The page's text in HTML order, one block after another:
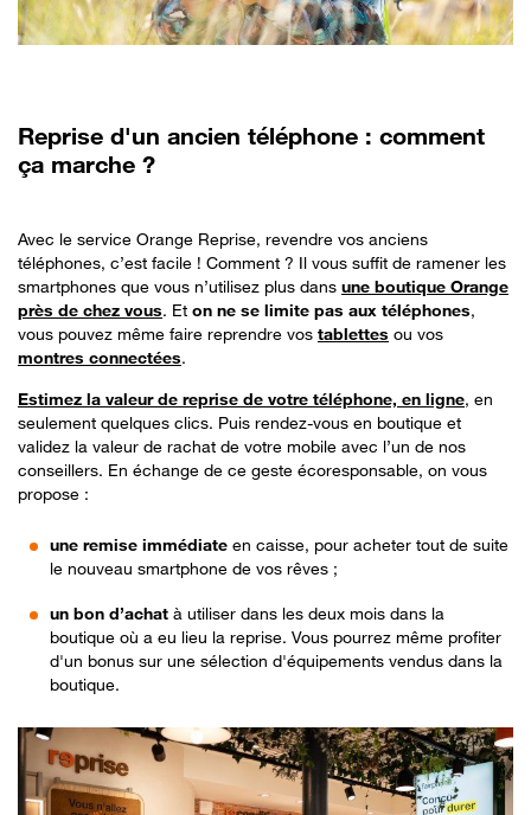
Reprise d'un ancien téléphone : comment
ça marche ?
Avec le service Orange Reprise, revendre vos anciens
téléphones, c’est facile ! Comment ? Il vous suffit de ramener les
smartphones que vous n’utilisez plus dans une boutique Orange
près de chez vous. Et on ne se limite pas aux téléphones,
vous pouvez même faire reprendre vos tablettes ou vos
montres connectées.
Estimez la valeur de reprise de votre téléphone, en ligne, en
seulement quelques clics. Puis rendez-vous en boutique et
validez la valeur de rachat de votre mobile avec l’un de nos
conseillers. En échange de ce geste écoresponsable, on vous
propose :
une remise immédiate en caisse, pour acheter tout de suite
le nouveau smartphone de vos rêves ;
un bon d’achat à utiliser dans les deux mois dans la
boutique où a eu lieu la reprise. Vous pourrez même profiter
d'un bonus sur une sélection d'équipements vendus dans la
boutique.